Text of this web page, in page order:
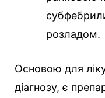
розладом.
Основою для
діагнозу, є